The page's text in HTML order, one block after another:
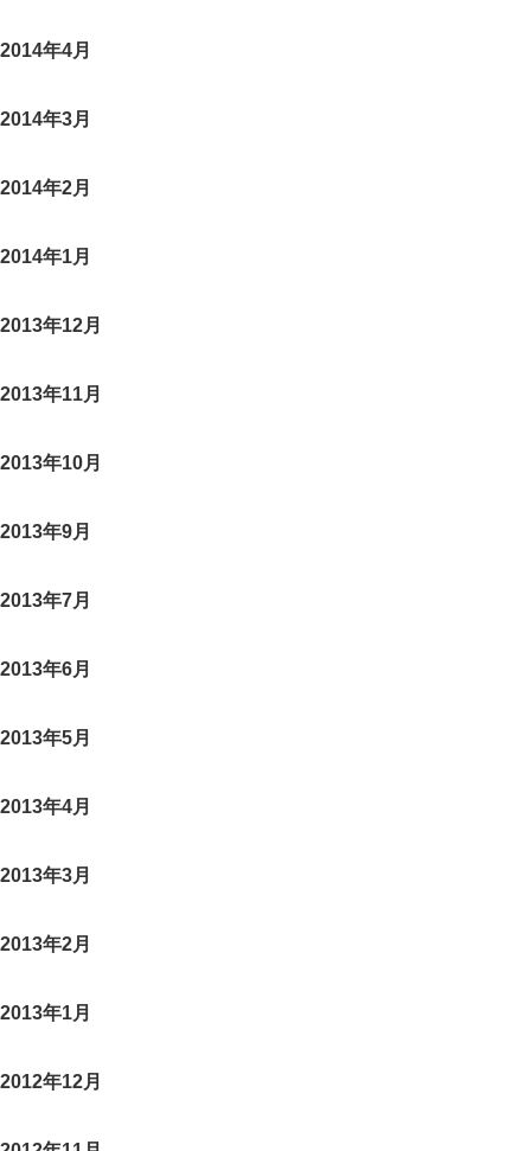
2014年4月
2014年3月
2014年2月
2014年1月
2013年12月
2013年11月
2013年10月
2013年9月
2013年7月
2013年6月
2013年5月
2013年4月
2013年3月
2013年2月
2013年1月
2012年12月